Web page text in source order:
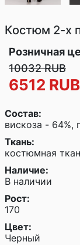
Костюм 2-х
Розничная
10032 RUB
6512 RUB
Состав:
вискоза - 64%,
Ткань:
костюмная
Наличие:
В наличии
Рост:
170
Цвет:
Черный